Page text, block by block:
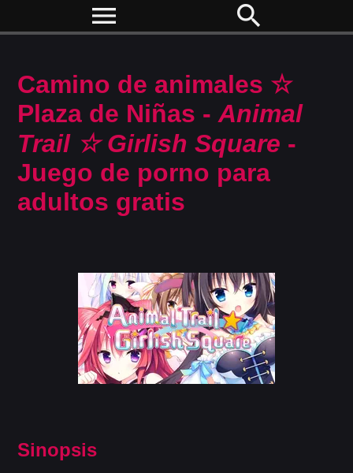
menu search
Camino de animales ☆
Plaza de Niñas -Animal
Trail ☆ Girlish Square -
Juego de porno para
adultos gratis
Sinopsis